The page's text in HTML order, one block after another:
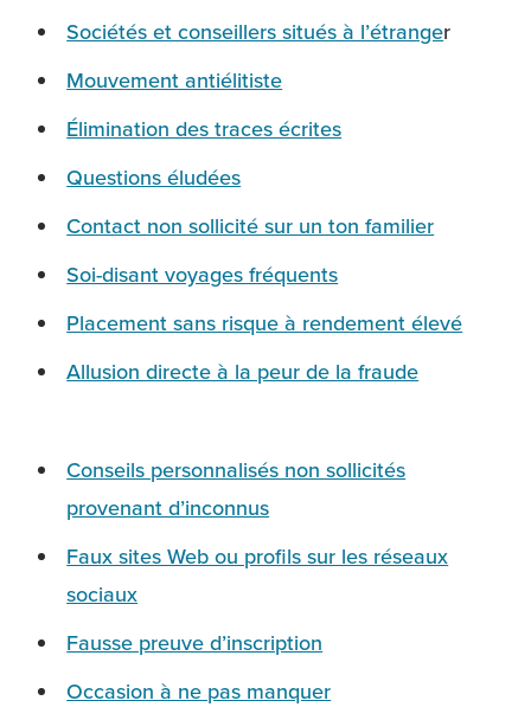
Sociétés et conseillers situés à l’étranger
Mouvement antiélitiste
Élimination des traces écrites
Questions éludées
Contact non sollicité sur un ton familier
Soi-disant voyages fréquents
Placement sans risque à rendement élevé
Allusion directe à la peur de la fraude
Conseils personnalisés non sollicités
provenant d’inconnus
Faux sites Web ou profils sur les réseaux
sociaux
Fausse preuve d’inscription
Occasion à ne pas manquer